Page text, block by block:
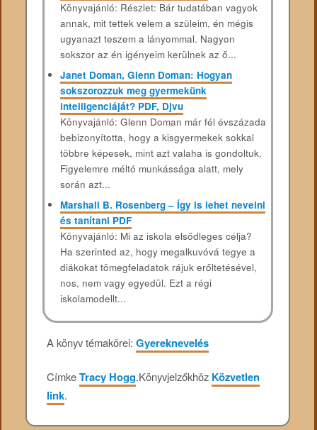
Könyvajánló: Részlet: Bár tudatában vagyok
annak, mit tettek velem a szüleim, én mégis
ugyanazt teszem a lányommal. Nagyon
sokszor az én igényeim kerülnek az ő...
Janet Doman, Glenn Doman: Hogyan
sokszorozzuk meg gyermekünk
intelligenciáját? PDF, Djvu
Könyvajánló: Glenn Doman már fél évszázada
bebizonyította, hogy a kisgyermekek sokkal
többre képesek, mint azt valaha is gondoltuk.
Figyelemre méltó munkássága alatt, mely
során azt...
Marshall B. Rosenberg – Így is lehet nevelni
és tanítani PDF
Könyvajánló: Mi az iskola elsődleges célja?
Ha szerinted az, hogy megalkuvóvá tegye a
diákokat tömegfeladatok rájuk erőltetésével,
nos, nem vagy egyedül. Ezt a régi
iskolamodellt...
A könyv témakörei:Gyereknevelés
CímkeTracy Hogg.Könyvjelzőkhöz Közvetlen
link.